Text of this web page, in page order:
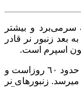
سرمی‌برد و بيشتر
بعد زنبور نر قادر
عمر طبيعی زنبورنر در حدود ٦٠ روزاست و
کندو ً تقريبا به ٦٠٠ــ٥٠٠ عدد میرسد. زنبورهای نر